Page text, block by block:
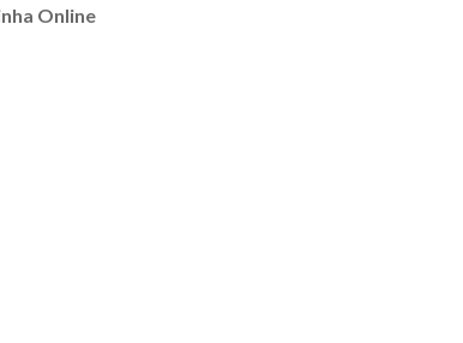
Online